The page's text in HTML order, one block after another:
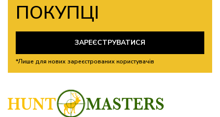
ПОКУПЦІ
ЗАРЕЄСТРУВАТИСЯ
*Лише для нових зареєстрованих користувачів